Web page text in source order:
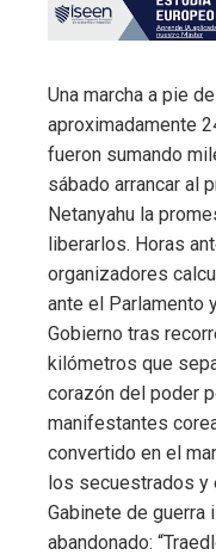
Una marcha a pie
aproximadamente
fueron sumando
sábado arrancar al
Netanyahu la
liberarlos. Horas
organizadores
ante el Parlamento
Gobierno tras
kilómetros que
corazón del poder
manifestantes
convertido en el
los secuestrados y
Gabinete de guerra
abandonado: